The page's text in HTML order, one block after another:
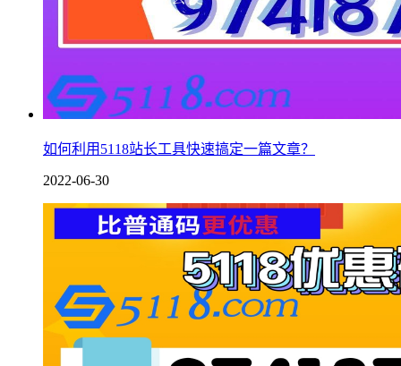
如何利用5118站长工具快速搞定一篇文章？
2022-06-30